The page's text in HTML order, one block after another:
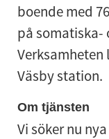
boende med
på somatiska-
Väsby station.
Om tjänsten
Vi söker nu